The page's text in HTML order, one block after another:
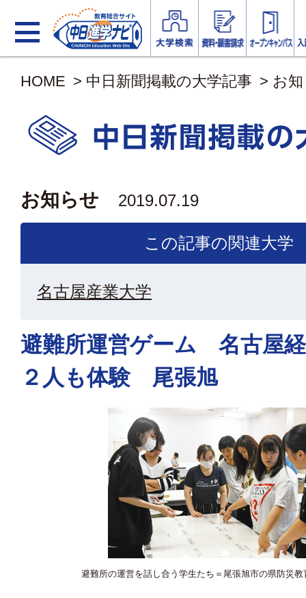
HOME > 中日新聞掲載の大学記事 > お
お知らせ 2019.07.19
この記事の関連大学
名古屋産業大学
避難所運営ゲーム 名古屋
２人も体験 尾張旭
避難所の運営を話し合う学生たち＝尾張旭市の県防災教